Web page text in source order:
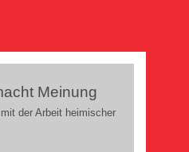
Meinung
der Arbeit heimischer